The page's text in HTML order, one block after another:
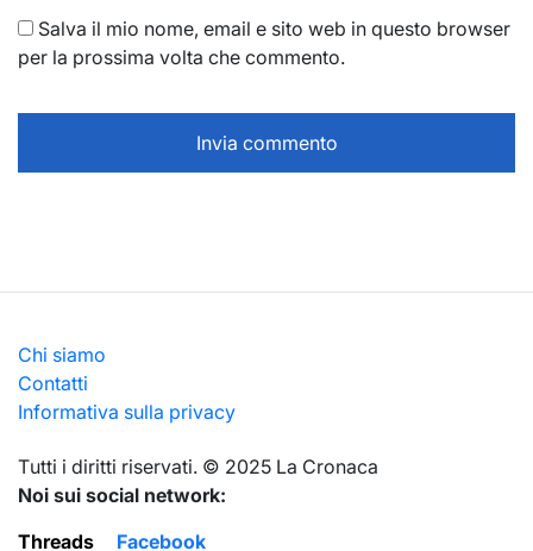
Salva il mio nome, email e sito web in questo browser
per la prossima volta che commento.
Chi siamo
Contatti
Informativa sulla privacy
Тutti i diritti riservati. © 2025 La Cronaca
Noi sui social network:
Threads
Facebook